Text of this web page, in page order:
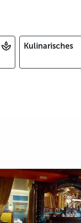
Kulinarisches